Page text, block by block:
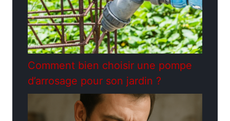
Comment bien choisir une pompe
d’arrosage pour son jardin ?